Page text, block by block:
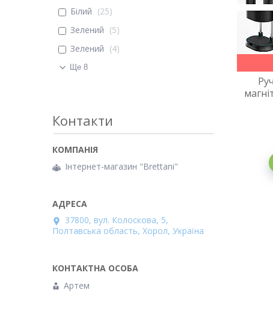
Білий
25
Зелений
5
Зелений
4
Ще 8
Контакти
Інтернет-магазин "Brettani"
37800, вул. Колоскова, 5,
Полтавська область, Хорол, Україна
Артем